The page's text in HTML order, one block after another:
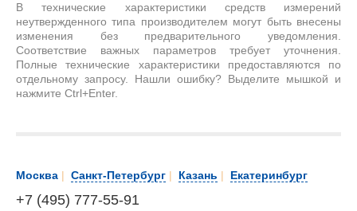
В технические характеристики средств измерений
неутвержденного типа производителем могут быть внесены
изменения без предварительного уведомления.
Соответствие важных параметров требует уточнения.
Полные технические характеристики предоставляются по
отдельному запросу. Нашли ошибку? Выделите мышкой и
нажмите Ctrl+Enter.
Москва | Санкт-Петербург | Казань | Екатеринбург
+7 (495) 777-55-91